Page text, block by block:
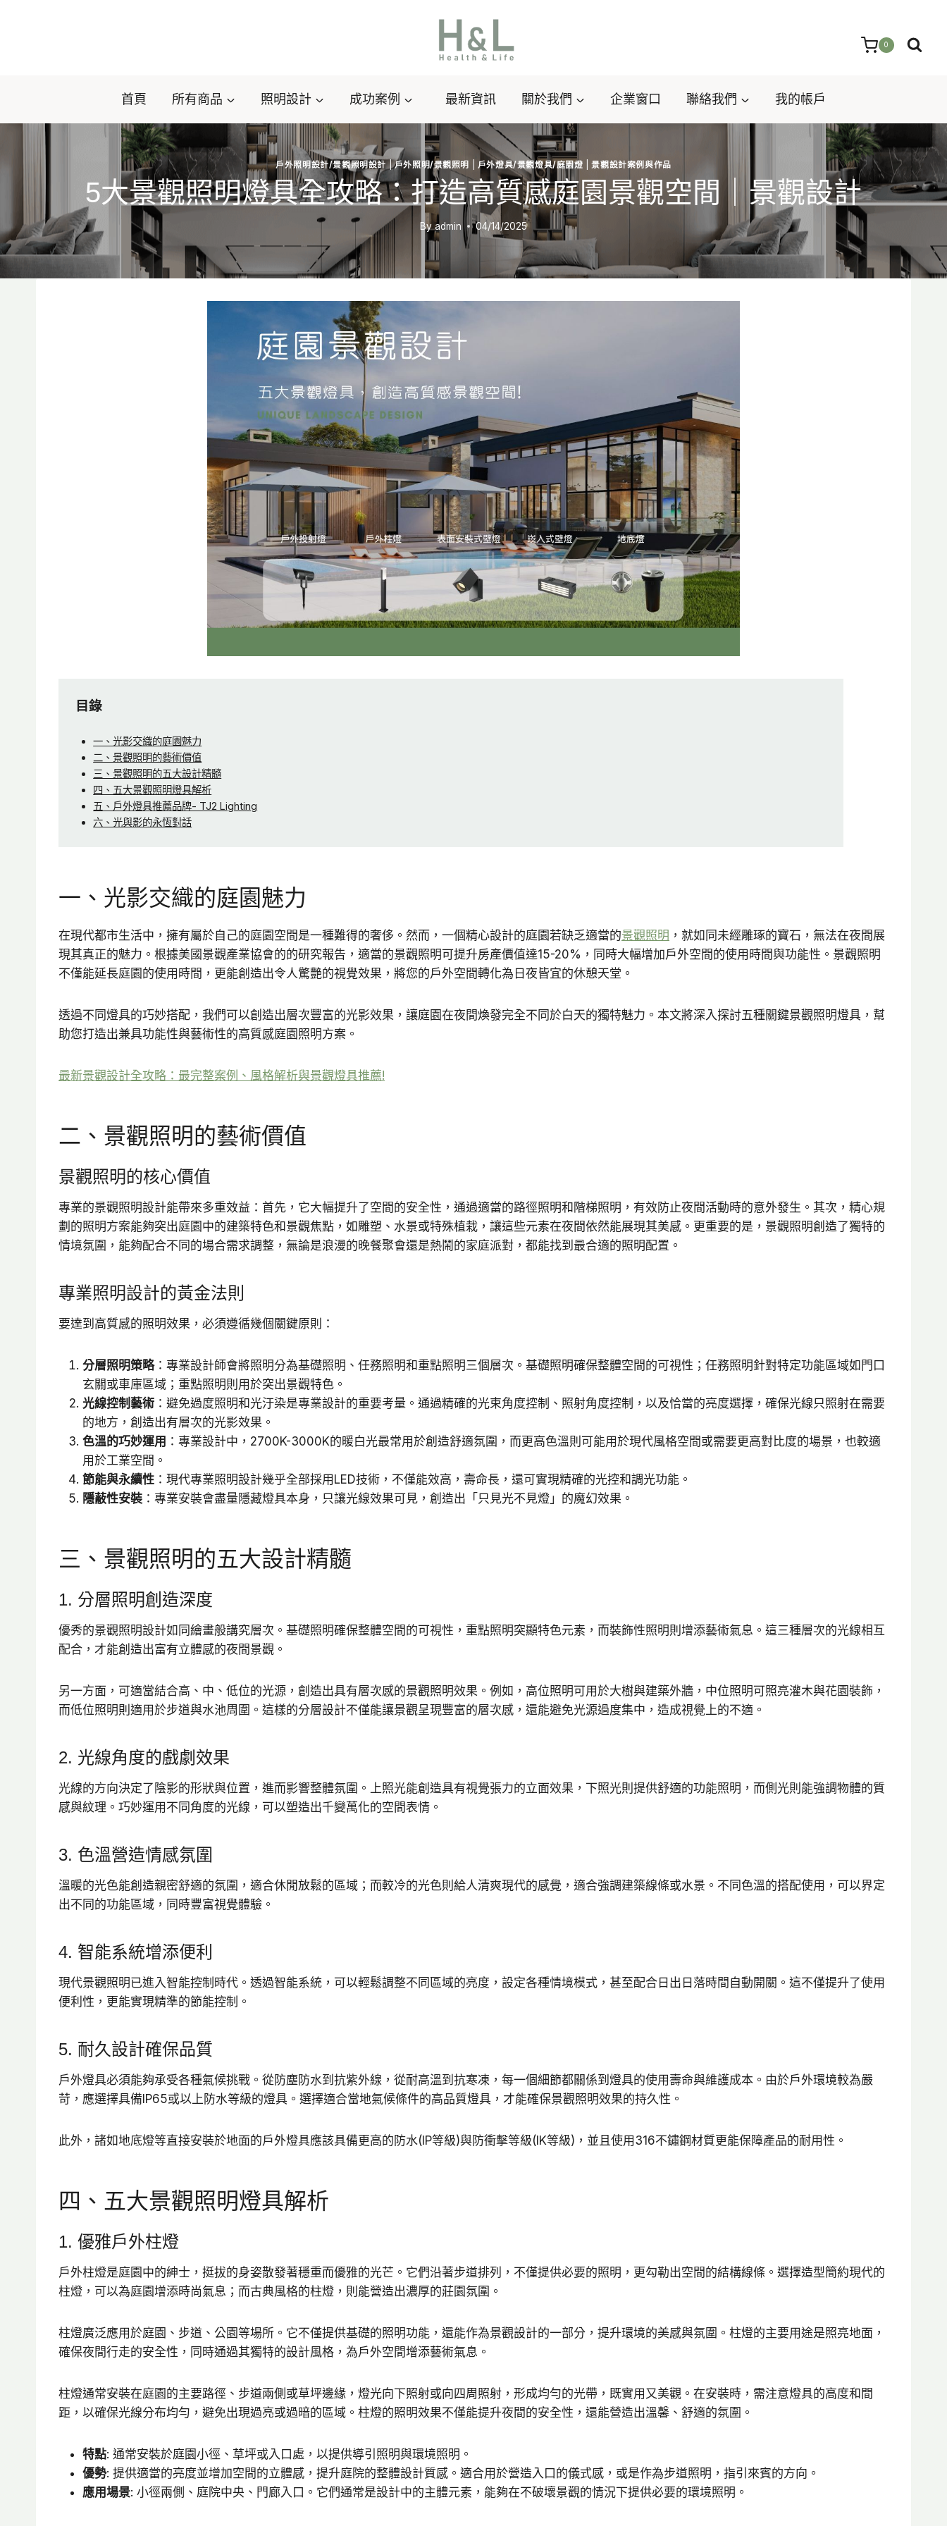
0
首頁 所有商品 照明設計 成功案例 最新資訊 關於我們 企業窗口 聯絡我們 我的帳戶
戶外照明設計/景觀照明設計|戶外照明/景觀照明 戶外燈具/景觀燈具/庭園燈 |景觀設計案例與作品
5大景觀照明燈具全攻略：打造高質感庭園景觀空間｜景觀設計
By admin 04/14/2025
目錄
一、光影交織的庭園魅力
二、景觀照明的藝術價值
三、景觀照明的五大設計精髓
四、五大景觀照明燈具解析
五、戶外燈具推薦品牌- TJ2 Lighting
六、光與影的永恆對話
一、光影交織的庭園魅力
在現代都市生活中，擁有屬於自己的庭園空間是一種難得的奢侈。然而，一個精心設計的庭園若缺乏適當的景觀照明 ，就如同未經雕琢的寶石，無法在夜間展
現其真正的魅力。根據美國景觀產業協會的的研究報告，適當的景觀照明可提升房產價值達15-20%，同時大幅增加戶外空間的使用時間與功能性。景觀照明
不僅能延長庭園的使用時間，更能創造出令人驚艷的視覺效果，將您的戶外空間轉化為日夜皆宜的休憩天堂。
透過不同燈具的巧妙搭配，我們可以創造出層次豐富的光影效果，讓庭園在夜間煥發完全不同於白天的獨特魅力。本文將深入探討五種關鍵景觀照明燈具，幫
助您打造出兼具功能性與藝術性的高質感庭園照明方案。
最新景觀設計全攻略：最完整案例、風格解析與景觀燈具推薦!
二、景觀照明的藝術價值
景觀照明的核心價值
專業的景觀照明設計能帶來多重效益：首先，它大幅提升了空間的安全性，通過適當的路徑照明和階梯照明，有效防止夜間活動時的意外發生。其次，精心規
劃的照明方案能夠突出庭園中的建築特色和景觀焦點，如雕塑、水景或特殊植栽，讓這些元素在夜間依然能展現其美感。更重要的是，景觀照明創造了獨特的
情境氛圍，能夠配合不同的場合需求調整，無論是浪漫的晚餐聚會還是熱鬧的家庭派對，都能找到最合適的照明配置。
專業照明設計的黃金法則
要達到高質感的照明效果，必須遵循幾個關鍵原則：
分層照明策略：專業設計師會將照明分為基礎照明、任務照明和重點照明三個層次。基礎照明確保整體空間的可視性；任務照明針對特定功能區域如門口
玄關或車庫區域；重點照明則用於突出景觀特色。
光線控制藝術 ：避免過度照明和光汙染是專業設計的重要考量。通過精確的光束角度控制、照射角度控制，以及恰當的亮度選擇，確保光線只照射在需要
的地方，創造出有層次的光影效果。
色溫的巧妙運用 ：專業設計中，2700K-3000K的暖白光最常用於創造舒適氛圍，而更高色溫則可能用於現代風格空間或需要更高對比度的場景，也較適
用於工業空間。
節能與永續性 ：現代專業照明設計幾乎全部採用LED技術，不僅能效高，壽命長，還可實現精確的光控和調光功能。
隱蔽性安裝 ：專業安裝會盡量隱藏燈具本身，只讓光線效果可見，創造出「只見光不見燈」的魔幻效果。
三、景觀照明的五大設計精髓
1. 分層照明創造深度
優秀的景觀照明設計如同繪畫般講究層次。基礎照明確保整體空間的可視性，重點照明突顯特色元素，而裝飾性照明則增添藝術氣息。這三種層次的光線相互
配合，才能創造出富有立體感的夜間景觀。
另一方面，可適當結合高、中、低位的光源，創造出具有層次感的景觀照明效果。例如，高位照明可用於大樹與建築外牆，中位照明可照亮灌木與花園裝飾，
而低位照明則適用於步道與水池周圍。這樣的分層設計不僅能讓景觀呈現豐富的層次感，還能避免光源過度集中，造成視覺上的不適。
2. 光線角度的戲劇效果
光線的方向決定了陰影的形狀與位置，進而影響整體氛圍。上照光能創造具有視覺張力的立面效果，下照光則提供舒適的功能照明，而側光則能強調物體的質
感與紋理。巧妙運用不同角度的光線，可以塑造出千變萬化的空間表情。
3. 色溫營造情感氛圍
溫暖的光色能創造親密舒適的氛圍，適合休閒放鬆的區域；而較冷的光色則給人清爽現代的感覺，適合強調建築線條或水景。不同色溫的搭配使用，可以界定
出不同的功能區域，同時豐富視覺體驗。
4. 智能系統增添便利
現代景觀照明已進入智能控制時代。透過智能系統，可以輕鬆調整不同區域的亮度，設定各種情境模式，甚至配合日出日落時間自動開關。這不僅提升了使用
便利性，更能實現精準的節能控制。
5. 耐久設計確保品質
戶外燈具必須能夠承受各種氣候挑戰。從防塵防水到抗紫外線，從耐高溫到抗寒凍，每一個細節都關係到燈具的使用壽命與維護成本。由於戶外環境較為嚴
苛，應選擇具備IP65或以上防水等級的燈具。選擇適合當地氣候條件的高品質燈具，才能確保景觀照明效果的持久性。
此外，諸如地底燈等直接安裝於地面的戶外燈具應該具備更高的防水(IP等級)與防衝擊等級(IK等級)，並且使用316不鏽鋼材質更能保障產品的耐用性。
四、五大景觀照明燈具解析
1. 優雅戶外柱燈
戶外柱燈是庭園中的紳士，挺拔的身姿散發著穩重而優雅的光芒。它們沿著步道排列，不僅提供必要的照明，更勾勒出空間的結構線條。選擇造型簡約現代的
柱燈，可以為庭園增添時尚氣息；而古典風格的柱燈，則能營造出濃厚的莊園氛圍。
柱燈廣泛應用於庭園、步道、公園等場所。它不僅提供基礎的照明功能，還能作為景觀設計的一部分，提升環境的美感與氛圍。柱燈的主要用途是照亮地面，
確保夜間行走的安全性，同時通過其獨特的設計風格，為戶外空間增添藝術氣息。
柱燈通常安裝在庭園的主要路徑、步道兩側或草坪邊緣，燈光向下照射或向四周照射，形成均勻的光帶，既實用又美觀。在安裝時，需注意燈具的高度和間
距，以確保光線分布均勻，避免出現過亮或過暗的區域。柱燈的照明效果不僅能提升夜間的安全性，還能營造出溫馨、舒適的氛圍。
特點: 通常安裝於庭園小徑、草坪或入口處，以提供導引照明與環境照明。
優勢: 提供適當的亮度並增加空間的立體感，提升庭院的整體設計質感。適合用於營造入口的儀式感，或是作為步道照明，指引來賓的方向。
應用場景: 小徑兩側、庭院中央、門廊入口。它們通常是設計中的主體元素，能夠在不破壞景觀的情況下提供必要的環境照明。